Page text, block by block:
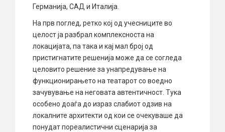
Германија, САД и Италија.
На прв поглед, ретко кој од учесниците во
целост ја разбрал комплексноста на
локацијата, па така и кај мал број од
пристигнатите решенија може да се согледа
целовито решение за унапредување на
функционирањето на театарот со воедно
зачувување на неговата автентичност. Тука
особено доаѓа до израз слабиот одзив на
локалните архитекти од кои се очекуваше да
понудат пореалистични сценарија за